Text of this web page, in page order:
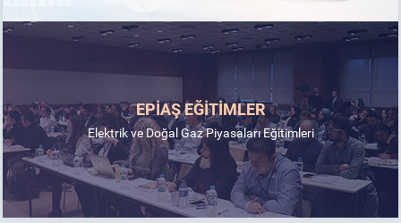
EPİAŞ EĞİTİMLER
Elektrik ve Doğal Gaz Piyasaları Eğitimleri